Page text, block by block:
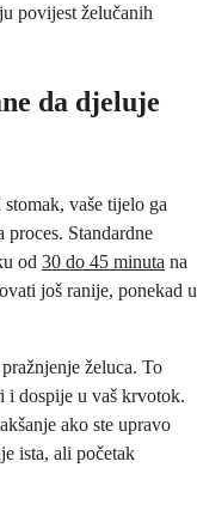
povijest želučanih
da djeluje
vaše tijelo ga
proces. Standardne
od 30 do 45 minuta na
još ranije, ponekad u
želuca. To
i dospije u vaš krvotok.
ako ste upravo
ista, ali početak